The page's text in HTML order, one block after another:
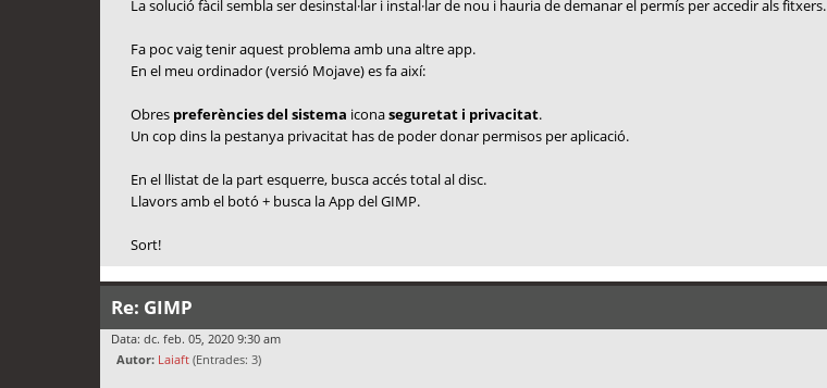
La solució fàcil sembla ser desinstal·lar i instal·lar de nou i hauria de demanar el permís per accedir als fitxers.
Fa poc vaig tenir aquest problema amb una altre app.
En el meu ordinador (versió Mojave) es fa així:
Obres preferències del sistema iconaseguretat i privacitat.
Un cop dins la pestanya privacitat has de poder donar permisos per aplicació.
En el llistat de la part esquerre, busca accés total al disc.
Llavors amb el botó + busca la App del GIMP.
Sort!
Re: GIMP
Data: dc. feb. 05, 2020 9:30 am
Autor: Laiaft (Entrades: 3)